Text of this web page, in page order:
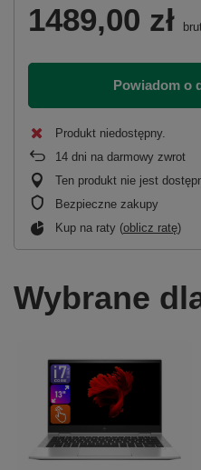
1489,00 zł
Powiadom o
Produkt niedostępny
14 dni na darmowy zwrot
Ten produkt nie jest
Bezpieczne zakupy
Kup na raty (oblicz ratę)
Wybrane